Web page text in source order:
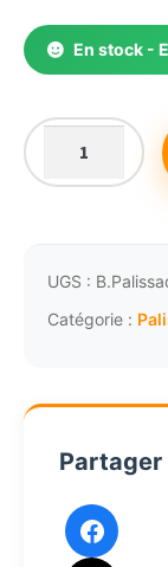
En stock -
quantité
de
bambou
naturel
H200cm
UGS :
Catégorie :